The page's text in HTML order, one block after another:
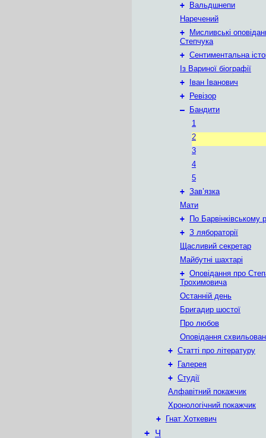
+
Вальдшнепи
Наречений
+
Мисливські
Степчука
+ Сентиментальна
Із Вариної біографії
+
Іван Іванович
+
Ревізор
–
Бандити
1
2
3
4
5
+ Зав’язка
Мати
+
По Барвінківському
+ З лябораторії
Щасливий секретар
Майбутні шахтарі
+ Оповідання про
Трохимовича
Останній день
Бригадир шостої
Про любов
Оповідання
+ Статті про літературу
+
Галерея
+ Студії
Алфавітний покажчик
Хронологічний покажчик
+
Гнат Хоткевич
+ Ч